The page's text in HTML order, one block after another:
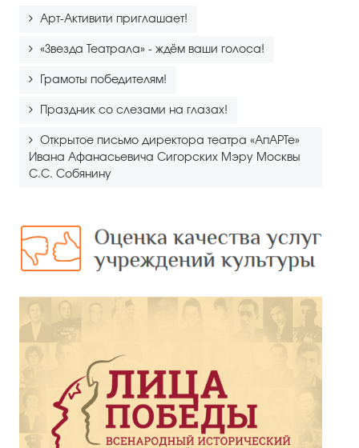
Арт-Активити приглашает!
«Звезда Театрала» - ждём ваши голоса!
Грамоты победителям!
Праздник со слезами на глазах!
Открытое письмо директора театра «АпАРТе»
Ивана Афанасьевича Сигорских Мэру Москвы
С.С. Собянину